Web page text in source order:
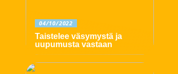
04/10/2022
Taistelee väsymystä ja
uupumusta vastaan